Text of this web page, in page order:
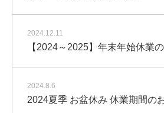
2024.12.11
【2024～2025】年末年始休業
2024.8.6
2024夏季 お盆休み 休業期間の